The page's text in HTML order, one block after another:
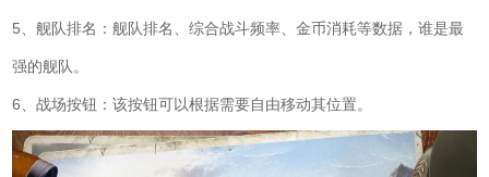
5、舰队排名：舰队排名、综合战斗频率、金币消耗等数据，谁是最
强的舰队。
6、战场按钮：该按钮可以根据需要自由移动其位置。